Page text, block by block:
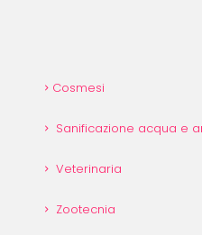
Cosmesi
Sanificazione acqua e
Veterinaria
Zootecnia